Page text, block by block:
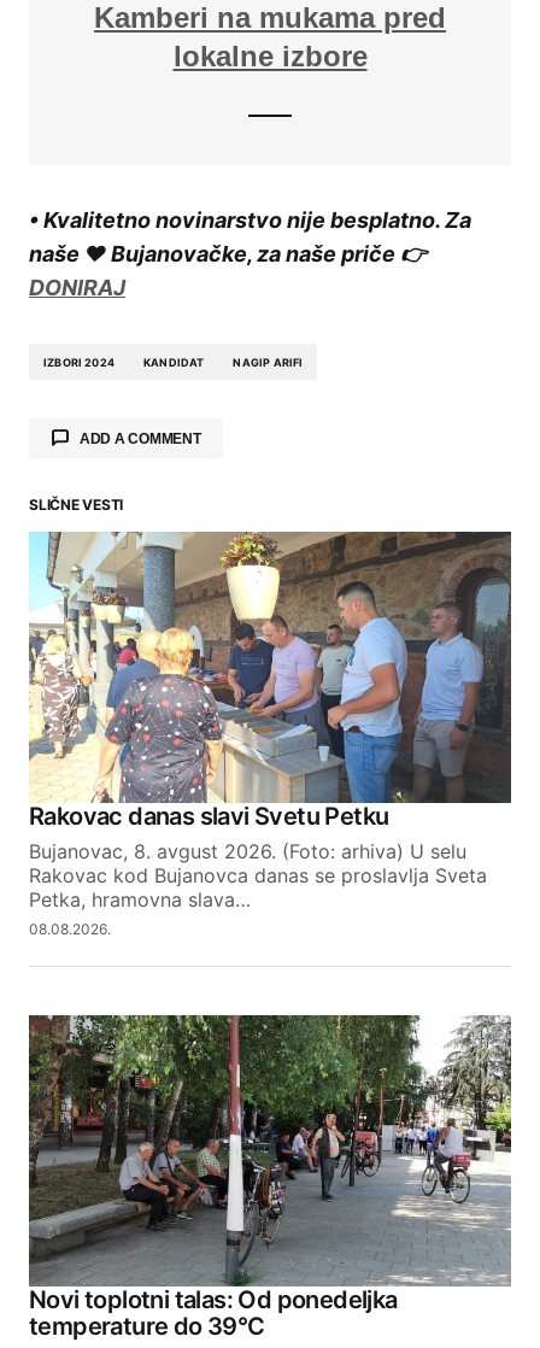
Kamberi na mukama pred
lokalne izbore
• Kvalitetno novinarstvo nije besplatno. Za
naše ❤️ Bujanovačke, za naše priče 👉
DONIRAJ
IZBORI 2024 KANDIDAT NAGIP ARIFI
ADD A COMMENT
Your email address will not be published.
Required fields are marked*
Comment*
Your Name
Your E-mail
SLIČNE VESTI
Rakovac danas slavi Svetu Petku
Bujanovac, 8. avgust 2026. (Foto: arhiva) U selu
Rakovac kod Bujanovca danas se proslavlja Sveta
Petka, hramovna slava…
08.08.2026.
Novi toplotni talas: Od ponedeljka
temperature do 39°C